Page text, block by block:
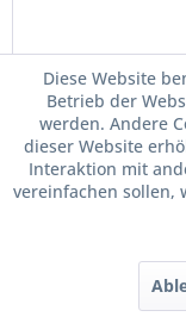
Original Audi
Diese Website
Betrieb der
werden. Andere
dieser Website
Interaktion mit
vereinfachen sollen,